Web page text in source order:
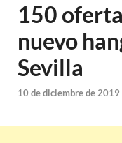
150
nuevo
Sevilla
10 de diciembre de 2019